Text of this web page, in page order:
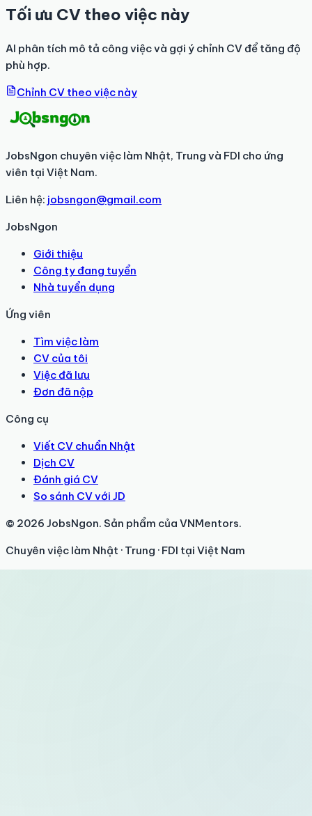
Tối ưu CV theo việc này
AI phân tích mô tả công việc và gợi ý chỉnh CV để tăng độ
phù hợp.
Chỉnh CV theo việc này
JobsNgon chuyên việc làm Nhật, Trung và FDI cho ứng
viên tại Việt Nam.
Liên hệ: jobsngon@gmail.com
JobsNgon
Giới thiệu
Công ty đang tuyển
Nhà tuyển dụng
Ứng viên
Tìm việc làm
CV của tôi
Việc đã lưu
Đơn đã nộp
Công cụ
Viết CV chuẩn Nhật
Dịch CV
Đánh giá CV
So sánh CV với JD
© 2026 JobsNgon. Sản phẩm của VNMentors.
Chuyên việc làm Nhật · Trung · FDI tại Việt Nam